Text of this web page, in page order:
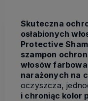
Skuteczna
osłabionych
Protective
szampon
włosów
narażonych na
oczyszcza,
i chroniąc kolor